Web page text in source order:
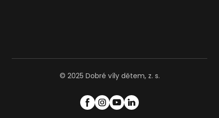
© 2025 Dobré víly dětem, z. s.